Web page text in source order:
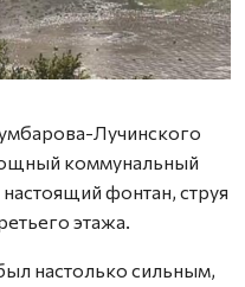
Лучинского
коммунальный
фонтан, струя
этажа.
настолько сильным,